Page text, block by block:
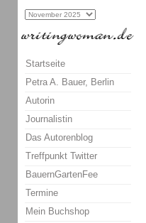
Startseite
Petra A. Bauer, Berlin
Autorin
Journalistin
Das Autorenblog
Treffpunkt Twitter
BauernGartenFee
Termine
Mein Buchshop